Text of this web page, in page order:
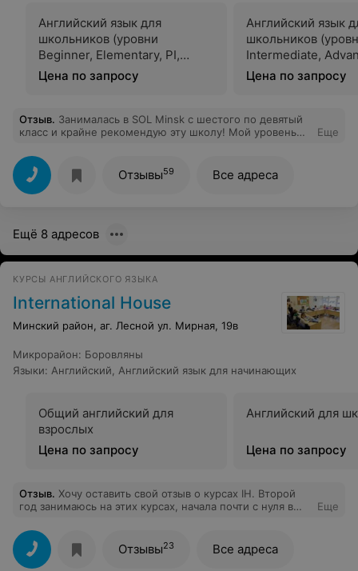
Английский язык для
школьников (уровни
Beginner, Elementary, PI,
Intermediate) Standart (7-12
чел./гр.) ½ семестра
Цена по запросу
Английский язык
школьников
Intermediate,
Standart (7-12
семестра
Цена по запросу
Отзыв. Занималась в SOL Minsk с шестого по девятый
класс и крайне рекомендую эту школу! Мой уровень
поднялся, благодаря курсам смогла после девятого
класса сдать экзамен в лицей. Ну и в целом по жизни
чувствую себя максимально комфортно с любым
английским контентом (книги, фильмы, сериалы,
преподавателям Татьяне и Екатерине - люди, которые
Еще
Отзывы59 Все адреса
Ещё 8 адресов
КУРСЫ АНГЛИЙСКОГО ЯЗЫКА
International House
Минский район, аг. Лесной ул. Мирная, 19в
Микрорайон: Боровляны
Языки: Английский Английский язык для начинающих
Общий английский для
взрослых
Цена по запросу
Английский для
Цена по запросу
Отзыв. Хочу оставить свой отзыв о курсах IH. Второй
год занимаюсь на этих курсах, начала почти с нуля в
лучше всех похвал: молодая, грамотная, опытная,
материал преподносит на пять баллов, очень к себе
располагает. С ней нет никогда никаких проблем,
Еще
Отзывы23 Все адреса